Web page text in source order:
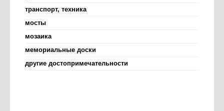
транспорт, техника
мосты
мозаика
мемориальные доски
другие достопримечательности